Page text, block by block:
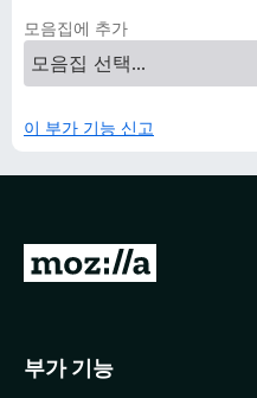
모음집에 추가
이 부가 기능 신고
M
부가 기능